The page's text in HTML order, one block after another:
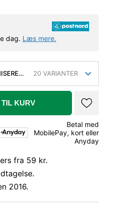
dag. Læs mere.
20 VARIANTER
KURV
Betal med
MobilePay, kort eller
Anyday
fra 59 kr.
2016.